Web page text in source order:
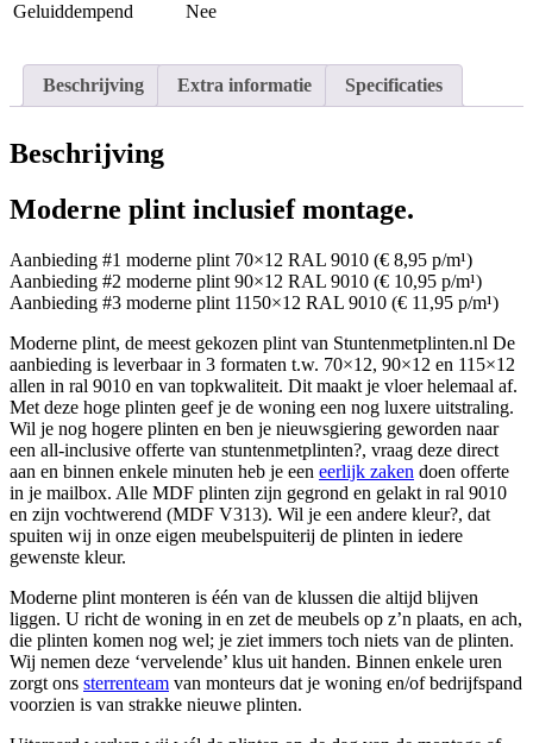
Geluiddempend
Nee
Beschrijving Extra informatie Specificaties
Beschrijving
Moderne plint inclusief montage.
Aanbieding #1 moderne plint 70×12 RAL 9010 (€ 8,95 p/m¹)
Aanbieding #2 moderne plint 90×12 RAL 9010 (€ 10,95 p/m¹)
Aanbieding #3 moderne plint 1150×12 RAL 9010 (€ 11,95 p/m¹)
Moderne plint, de meest gekozen plint van Stuntenmetplinten.nl De
aanbieding is leverbaar in 3 formaten t.w. 70×12, 90×12 en 115×12
allen in ral 9010 en van topkwaliteit. Dit maakt je vloer helemaal af.
Met deze hoge plinten geef je de woning een nog luxere uitstraling.
Wil je nog hogere plinten en ben je nieuwsgiering geworden naar
een all-inclusive offerte van stuntenmetplinten?, vraag deze direct
aan en binnen enkele minuten heb je een eerlijk zaken doen offerte
in je mailbox. Alle MDF plinten zijn gegrond en gelakt in ral 9010
en zijn vochtwerend (MDF V313). Wil je een andere kleur?, dat
spuiten wij in onze eigen meubelspuiterij de plinten in iedere
gewenste kleur.
Moderne plint monteren is één van de klussen die altijd blijven
liggen. U richt de woning in en zet de meubels op z’n plaats, en ach,
die plinten komen nog wel; je ziet immers toch niets van de plinten.
Wij nemen deze ‘vervelende’ klus uit handen. Binnen enkele uren
zorgt ons sterrenteam van monteurs dat je woning en/of bedrijfspand
voorzien is van strakke nieuwe plinten.